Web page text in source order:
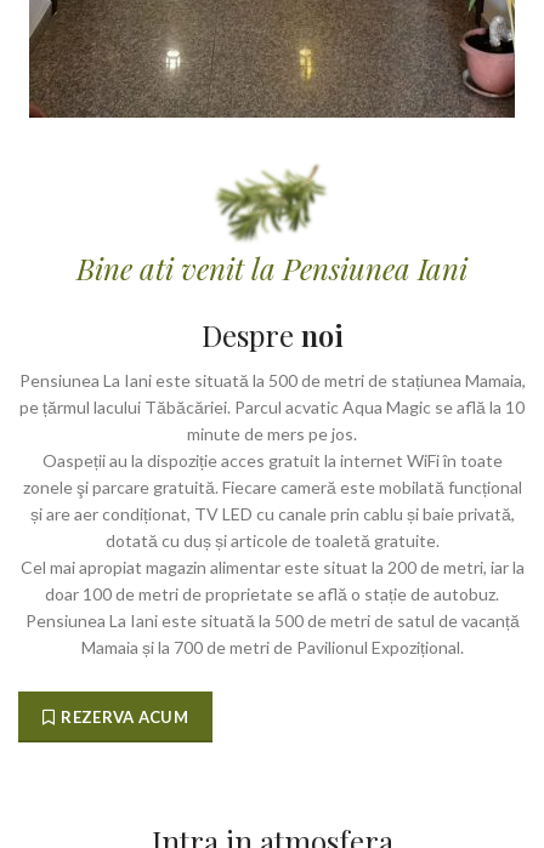
Bine ati venit la Pensiunea Iani
Despre noi
Pensiunea La Iani este situată la 500 de metri de stațiunea Mamaia,
pe țărmul lacului Tăbăcăriei. Parcul acvatic Aqua Magic se află la 10
minute de mers pe jos.
Oaspeții au la dispoziție acces gratuit la internet WiFi în toate
zonele şi parcare gratuită. Fiecare cameră este mobilată funcțional
și are aer condiționat, TV LED cu canale prin cablu și baie privată,
dotată cu duș și articole de toaletă gratuite.
Cel mai apropiat magazin alimentar este situat la 200 de metri, iar la
doar 100 de metri de proprietate se află o stație de autobuz.
Pensiunea La Iani este situată la 500 de metri de satul de vacanță
Mamaia și la 700 de metri de Pavilionul Expozițional.
REZERVA ACUM